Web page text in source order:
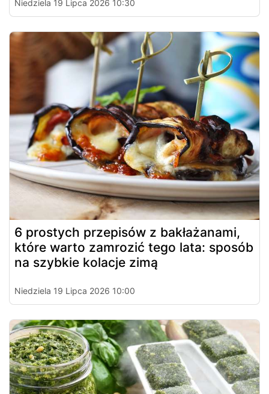
Niedziela 19 Lipca 2026 10:30
6 prostych przepisów z bakłażanami,
które warto zamrozić tego lata: sposób
na szybkie kolacje zimą
Niedziela 19 Lipca 2026 10:00